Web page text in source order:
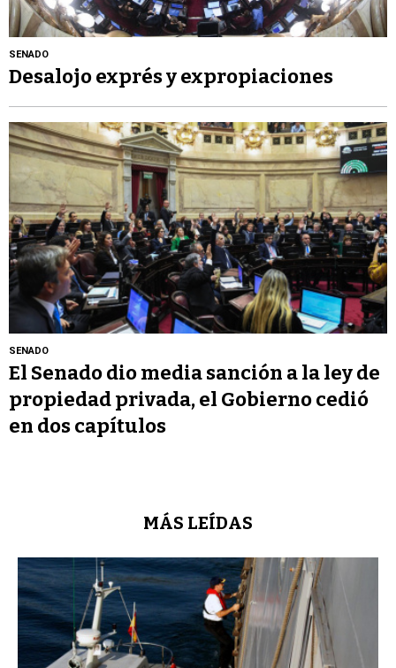
SENADO
Desalojo exprés y expropiaciones
SENADO
El Senado dio media sanción a la ley de
propiedad privada, el Gobierno cedió
en dos capítulos
MÁS LEÍDAS